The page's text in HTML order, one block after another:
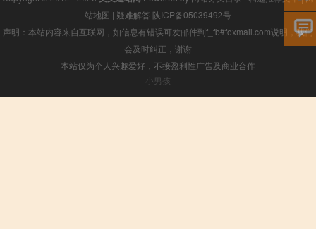
站地图 | 疑难解答 陕ICP备05039492号
声明：本站内容来自互联网，如信息有错误可发邮件到f_fb#foxmail.com说明，我们
会及时纠正，谢谢
本站仅为个人兴趣爱好，不接盈利性广告及商业合作
小男孩